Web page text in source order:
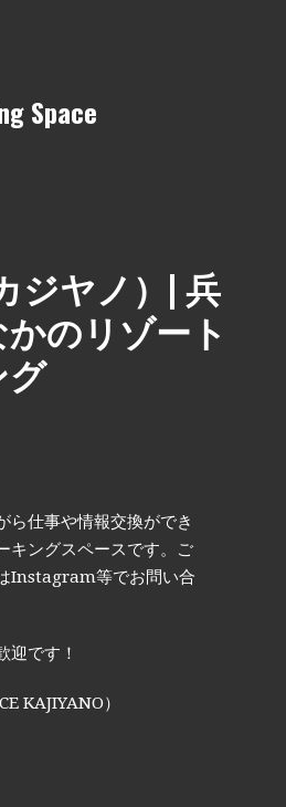
Space
ジヤノ）| 兵
のリゾート
グ
ら仕事や情報交換ができ
キングスペースです。ご
Instagram等でお問い合
迎です！
KAJIYANO）